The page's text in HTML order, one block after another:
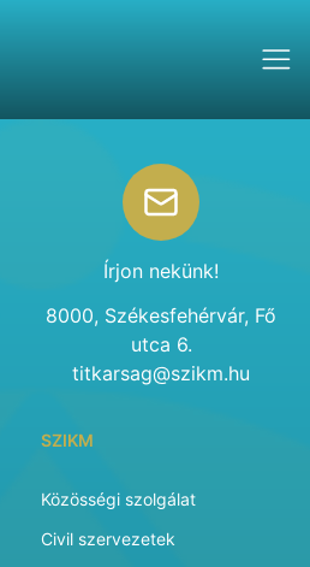
Írjon nekünk!
8000, Székesfehérvár, Fő
utca 6.
titkarsag@szikm.hu
SZIKM
Közösségi szolgálat
Civil szervezetek